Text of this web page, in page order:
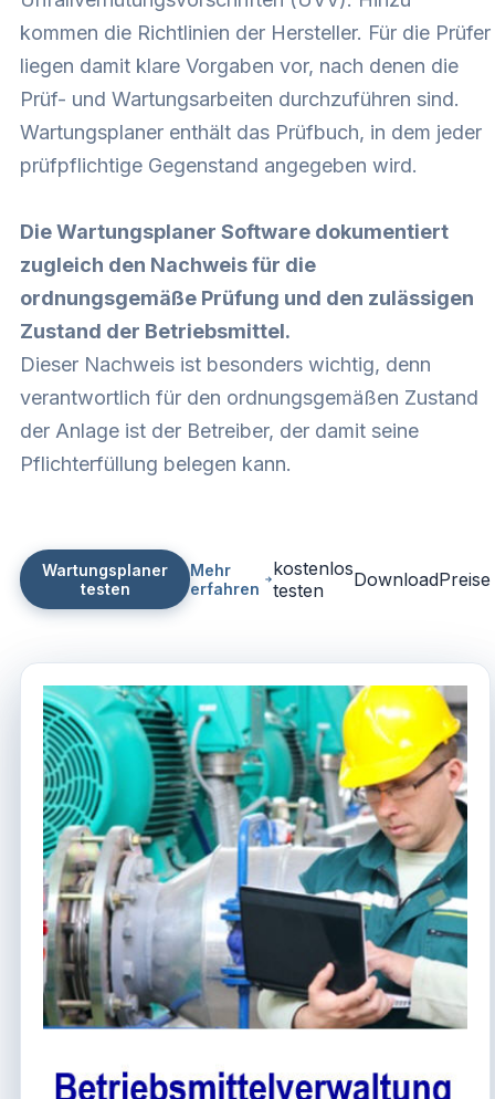
kommen die Richtlinien der Hersteller. Für die Prüfer
liegen damit klare Vorgaben vor, nach denen die
Prüf- und Wartungsarbeiten durchzuführen sind.
Wartungsplaner enthält das Prüfbuch, in dem jeder
prüfpflichtige Gegenstand angegeben wird.
Die Wartungsplaner Software dokumentiert
zugleich den Nachweis für die
ordnungsgemäße Prüfung und den zulässigen
Zustand der Betriebsmittel.
Dieser Nachweis ist besonders wichtig, denn
verantwortlich für den ordnungsgemäßen Zustand
der Anlage ist der Betreiber, der damit seine
Pflichterfüllung belegen kann.
Wartungsplaner
testen
Mehr
erfahren
kostenlos
testen
DownloadPreise